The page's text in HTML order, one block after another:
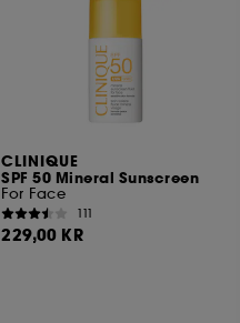
CLINIQUE
SPF 50 Mineral Sunscreen
For Face
111
229,00 KR